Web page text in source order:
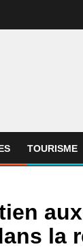
TOURISME
la